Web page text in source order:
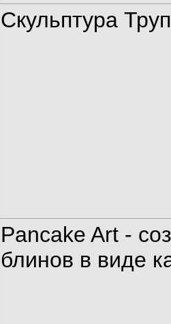
Скульптура
Pancake Art -
блинов в виде